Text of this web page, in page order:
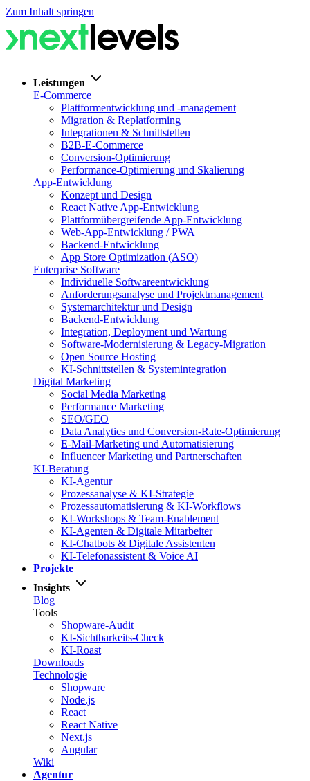
Zum Inhalt springen
Leistungen
E-Commerce
Plattformentwicklung und -management
Migration & Replatforming
Integrationen & Schnittstellen
B2B-E-Commerce
Conversion-Optimierung
Performance-Optimierung und Skalierung
App-Entwicklung
Konzept und Design
React Native App-Entwicklung
Plattformübergreifende App-Entwicklung
Web-App-Entwicklung / PWA
Backend-Entwicklung
App Store Optimization (ASO)
Enterprise Software
Individuelle Softwareentwicklung
Anforderungsanalyse und Projektmanagement
Systemarchitektur und Design
Backend-Entwicklung
Integration, Deployment und Wartung
Software-Modernisierung & Legacy-Migration
Open Source Hosting
KI-Schnittstellen & Systemintegration
Digital Marketing
Social Media Marketing
Performance Marketing
SEO/GEO
Data Analytics und Conversion-Rate-Optimierung
E-Mail-Marketing und Automatisierung
Influencer Marketing und Partnerschaften
KI-Beratung
KI-Agentur
Prozessanalyse & KI-Strategie
Prozessautomatisierung & KI-Workflows
KI-Workshops & Team-Enablement
KI-Agenten & Digitale Mitarbeiter
KI-Chatbots & Digitale Assistenten
KI-Telefonassistent & Voice AI
Projekte
Insights
Blog
Tools
Shopware-Audit
KI-Sichtbarkeits-Check
KI-Roast
Downloads
Technologie
Shopware
Node.js
React
React Native
Next.js
Angular
Wiki
Agentur